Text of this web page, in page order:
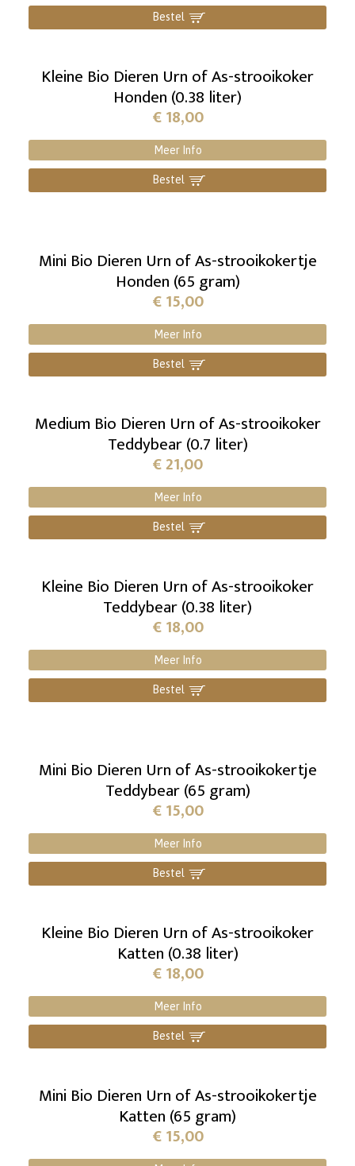
Bestel ]
Kleine Bio Dieren Urn of As-strooikoker
Honden (0.38 liter)
€18,00
Meer Info
Bestel ]
Mini Bio Dieren Urn of As-strooikokertje
Honden (65 gram)
€15,00
Meer Info
Bestel ]
Medium Bio Dieren Urn of As-strooikoker
Teddybear (0.7 liter)
€21,00
Meer Info
Bestel ]
Kleine Bio Dieren Urn of As-strooikoker
Teddybear (0.38 liter)
€18,00
Meer Info
Bestel ]
Mini Bio Dieren Urn of As-strooikokertje
Teddybear (65 gram)
€15,00
Meer Info
Bestel ]
Kleine Bio Dieren Urn of As-strooikoker
Katten (0.38 liter)
€18,00
Meer Info
Bestel ]
Mini Bio Dieren Urn of As-strooikokertje
Katten (65 gram)
€15,00